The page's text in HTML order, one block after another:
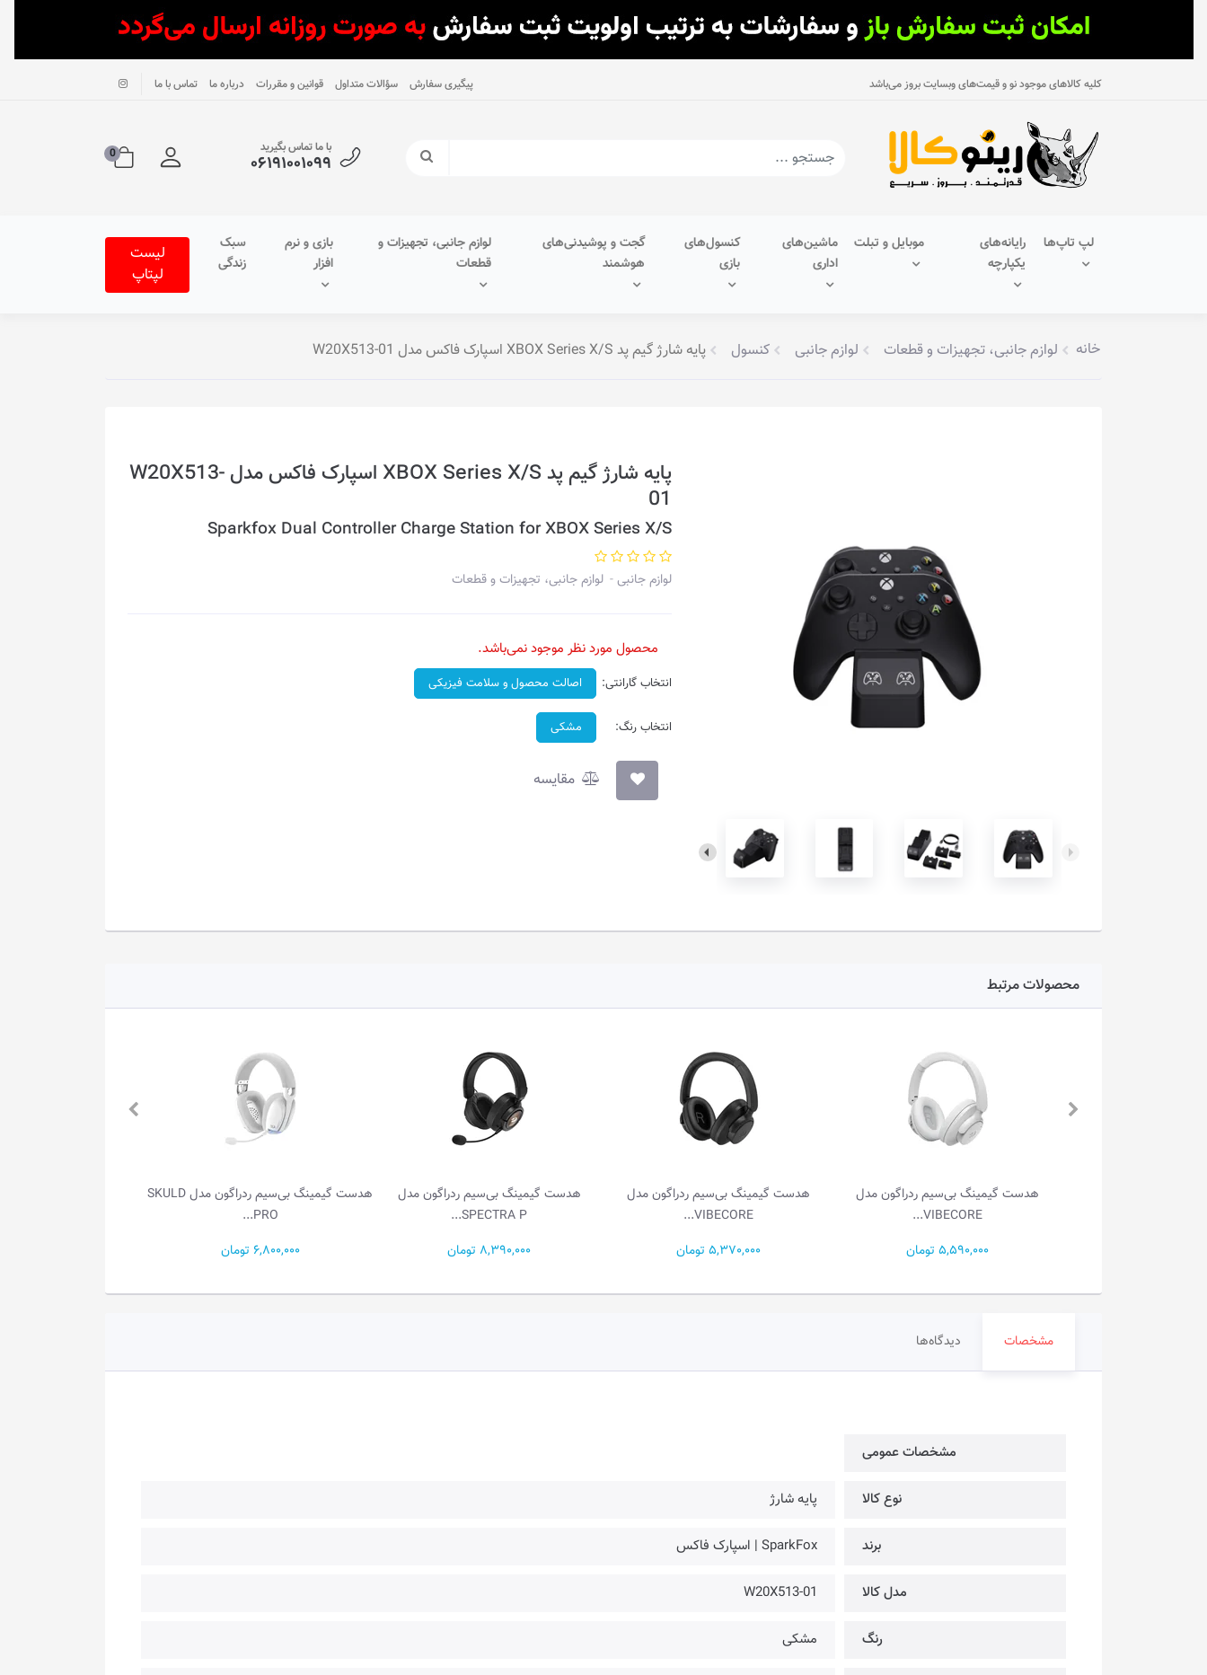
کلیه کالاهای موجود نو و قیمت‌های وبسایت بروز می‌باشد پیگیری سفارش سؤالات متداول قوانین و مقررات درباره ما تماس با ما
با ما تماس بگیرید
۰۶۱۹۱۰۰۱۰۹۹ 0
لپ تاپ‌ها
رایانه‌های
یکپارچه
موبایل و تبلت
ماشین‌های
اداری
کنسول‌های
بازی
گجت و پوشیدنی‌های
هوشمند
لوازم جانبی، تجهیزات و
قطعات
بازی و نرم
افزار
سبک
زندگی
لیست
لپتاپ
خانه لوازم جانبی، تجهیزات و قطعات لوازم جانبی کنسول پایه شارژ گیم پد XBOX Series X/S اسپارک فاکس مدل W20X513-01
پایه شارژ گیم پد XBOX Series X/S اسپارک فاکس مدل W20X513-
01
Sparkfox Dual Controller Charge Station for XBOX Series X/S
لوازم جانبی لوازم جانبی، تجهیزات و قطعات
محصول مورد نظر موجود نمی‌باشد.
انتخاب گارانتی: اصالت محصول و سلامت فیزیکی
انتخاب رنگ: مشکی
مقایسه
محصولات مرتبط
هدست گیمینگ بی‌سیم ردراگون مدل
VIBECORE...
5,590,000 تومان
هدست گیمینگ بی‌سیم ردراگون مدل
VIBECORE...
5,370,000 تومان
هدست گیمینگ بی‌سیم ردراگون مدل
SPECTRA P...
8,390,000 تومان
هدست گیمینگ بی‌سیم ردراگون مدل SKULD
PRO...
6,800,000 تومان
مشخصات دیدگاه‌ها
مشخصات عمومی
نوع کالا پایه شارژ
برند SparkFox | اسپارک فاکس
مدل کالا W20X513-01
رنگ مشکی